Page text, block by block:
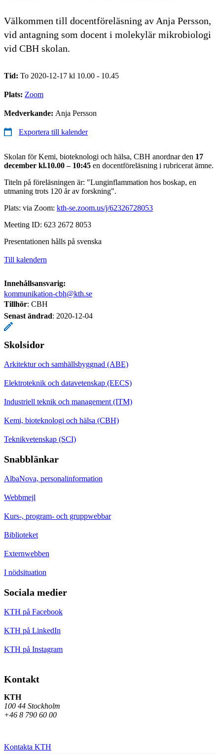
Välkommen till docentföreläsning av Anja Persson,
vid antagning som docent i molekylär mikrobiologi
vid CBH skolan.
Tid: To 2020-12-17 kl 10.00 - 10.45
Plats: Zoom
Medverkande: Anja Persson
Exportera till kalender
Skolan för Kemi, bioteknologi och hälsa, CBH anordnar den 17
december kl.10.00 – 10:45 en docentföreläsning i rubricerat ämne.
Titeln på föreläsningen är: "Lunginflammation hos boskap, en
utmaning trots 120 år av forskning".
Plats: via Zoom: kth-se.zoom.us/j/62326728053
Meeting ID: 623 2672 8053
Presentationen hålls på svenska
Till kalendern
Innehållsansvarig:
kommunikation-cbh@kth.se
Tillhör: CBH
Senast ändrad: 2020-12-04
Skolsidor
Arkitektur och samhällsbyggnad (ABE)
Elektroteknik och datavetenskap (EECS)
Industriell teknik och management (ITM)
Kemi, bioteknologi och hälsa (CBH)
Teknikvetenskap (SCI)
Snabblänkar
AlbaNova, personalinformation
Webbmejl
Kurs-, program- och gruppwebbar
Biblioteket
Externwebben
I nödsituation
Sociala medier
KTH på Facebook
KTH på LinkedIn
KTH på Instagram
Kontakt
KTH
100 44 Stockholm
+46 8 790 60 00
Kontakta KTH